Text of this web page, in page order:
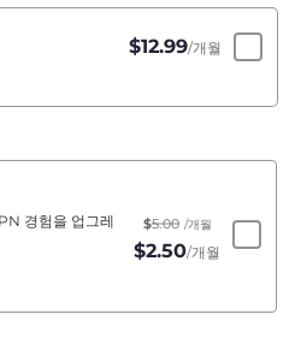
$12.99/개월
경험을 업그레
$5.00 /개월
$2.50/개월